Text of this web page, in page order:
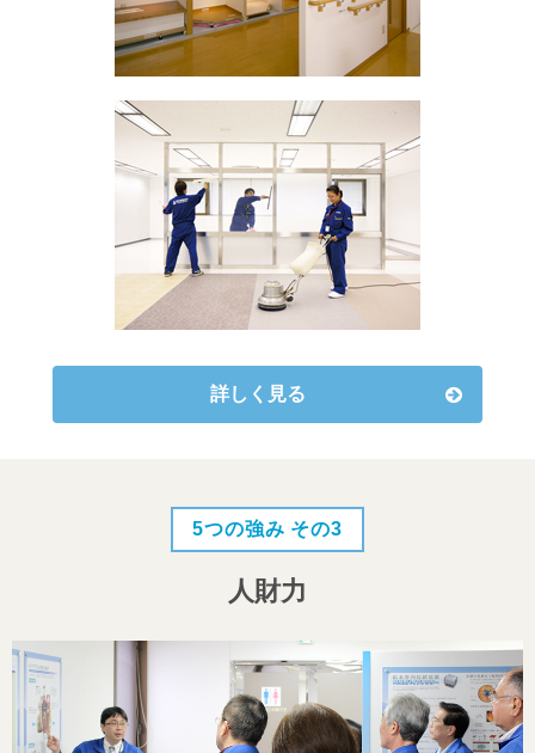
詳しく見る
5つの強み その3
人財力